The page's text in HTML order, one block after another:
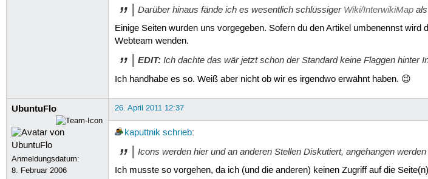
Darüber hinaus fände ich es wesentlich schlüssiger Wiki/InterwikiMapals
Einige Seiten wurden uns vorgegeben. Sofern du den Artikel umbenennst
Webteam wenden.
EDIT:Ich dachte das wär jetzt schon der Standard keine Flaggen hinter
Ich handhabe es so. Weiß aber nicht ob wir es irgendwo erwähnt haben. 😉
UbuntuFlo
Anmeldungsdatum:
8. Februar 2006
26. April 2011 12:37
kaputtnik schrieb:
Icons werden hier und an anderen Stellen Diskutiert, angehangen
Ich musste so vorgehen, da ich (und die anderen) keinen Zugriff auf die